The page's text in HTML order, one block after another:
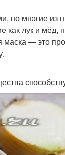
но многие из
как лук и мёд,
маска — это